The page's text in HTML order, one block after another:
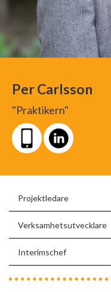
Per Carlsson
"Praktikern"
Projektledare
Verksamhetsutvecklare
Interimschef